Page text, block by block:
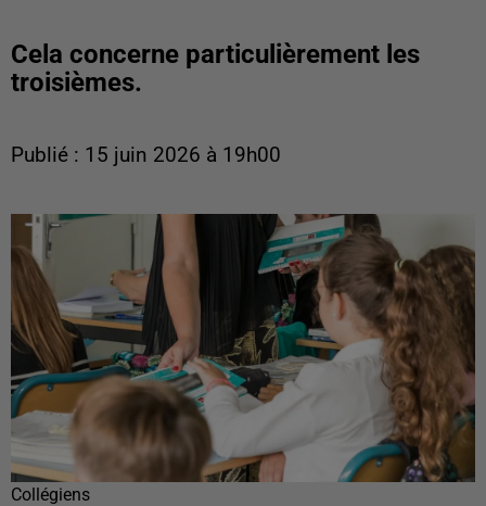
Cela concerne particulièrement les
troisièmes.
Publié : 15 juin 2026 à 19h00
Collégiens